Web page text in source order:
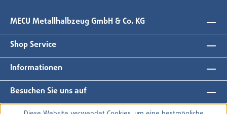
MECU Metallhalbzeug GmbH & Co. KG
Shop Service
Informationen
Besuchen Sie uns auf